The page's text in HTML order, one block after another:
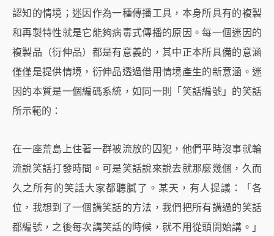
認知的情境；迷因作為一種傳播工具，本身所具有的複製
和再製特性就是它能夠病毒式傳播的原因。每一個迷因的
複製品（衍伸品）都是有意義的，其中正本所具備的意涵
僅僅是提供情境，衍伸品透過借用情境產生的新意涵。迷
因的本質是一個編碼系統，如同一則「笑話編號」的笑話
所示範的：
在一座荒島上住著一群被流放的囚犯，他們平時沒事就輪
流說笑話打發時間。可是笑話說來說去就那麼幾個，久而
久之所有的笑話大家都聽膩了。某天，有人提議：「各
位，我想到了一個講笑話的方法，我們把所有講過的笑話
都編號，之後每次講笑話的時候，就不用從頭開始講。」